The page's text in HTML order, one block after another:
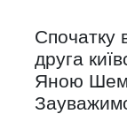
Спочатку
друга
Яною